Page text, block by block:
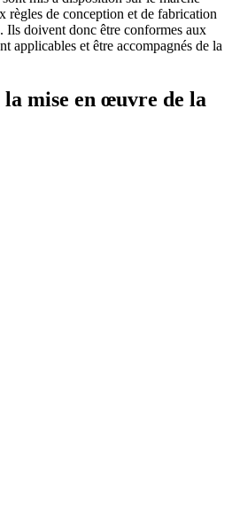
règles de conception et de fabrication
Ils doivent donc être conformes aux
applicables et être accompagnés de la
mise en œuvre de la